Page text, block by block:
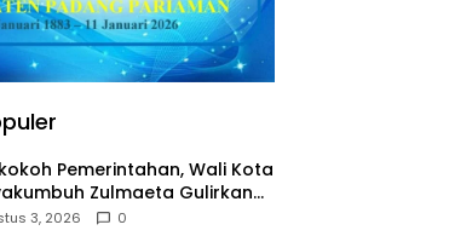
Pemerintahan, Wali Kota
Zulmaeta Gulirkan
3, 2026 0